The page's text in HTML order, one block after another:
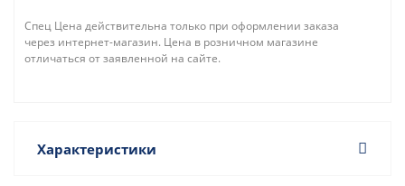
Спец Цена действительна только при оформлении заказа
через интернет-магазин. Цена в розничном магазине
отличаться от заявленной на сайте.
Характеристики